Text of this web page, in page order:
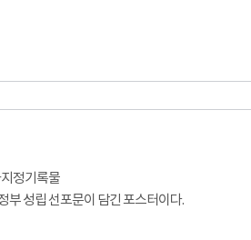
정기록물
부 성립 선포문이 담긴 포스터이다.